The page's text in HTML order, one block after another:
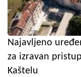
Najavljeno
za izravan
Kaštelu